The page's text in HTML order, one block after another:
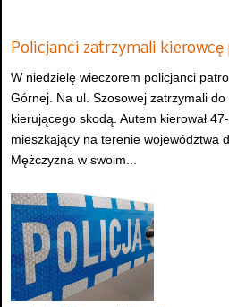
Policjanci zatrzymali kierowcę
W niedzielę wieczorem policjanci
Górnej. Na ul. Szosowej zatrzymali
kierującego skodą. Autem kierował
mieszkający na terenie województwa
Mężczyzna w swoim...